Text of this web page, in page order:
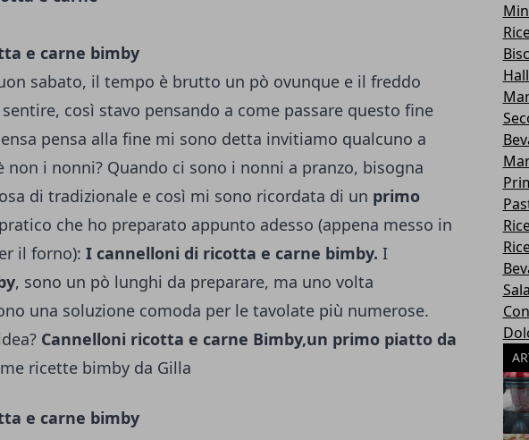
e carne bimby
sabato, il tempo è brutto un pò ovunque e il freddo
così stavo pensando a come passare questo fine
pensa alla fine mi sono detta invitiamo qualcuno a
non i nonni? Quando ci sono i nonni a pranzo, bisogna
di tradizionale e così mi sono ricordata di un primo
che ho preparato appunto adesso (appena messo in
il forno): I cannelloni di ricotta e carne bimby. I
, sono un pò lunghi da preparare, ma uno volta
una soluzione comoda per le tavolate più numerose.
Cannelloni ricotta e carne Bimby,un primo piatto da
ricette bimby da Gilla
e carne bimby